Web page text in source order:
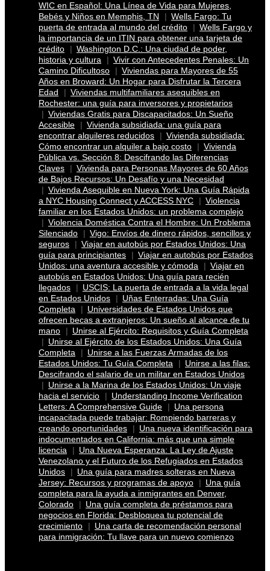
WIC en Español: Una Línea de Vida para Mujeres,
Bebés y Niños en Memphis, TN
Wells Fargo: Tu
puerta de entrada al mundo del crédito
Wells Fargo y
la importancia de un ITIN para obtener una tarjeta de
crédito
Washington D.C.: Una ciudad de poder,
historia y cultura
Vivir con Antecedentes Penales: Un
Camino Dificultoso
Viviendas para Mayores de 55
Años en Broward: Un Hogar para Disfrutar la Tercera
Edad
Viviendas multifamiliares asequibles en
Rochester: una guía para inversores y propietarios
Viviendas Gratis para Discapacitados: Un Sueño
Accesible
Vivienda subsidiada: una guía para
encontrar alquileres reducidos
Vivienda subsidiada:
Cómo encontrar un alquiler a bajo costo
Vivienda
Pública vs. Sección 8: Descifrando las Diferencias
Claves
Vivienda para Personas Mayores de 60 Años
de Bajos Recursos: Un Desafío y una Necesidad
Vivienda Asequible en Nueva York: Una Guía Rápida
a NYC Housing Connect y ACCESS NYC
Violencia
familiar en los Estados Unidos: un problema complejo
Violencia Doméstica Contra el Hombre: Un Problema
Silenciado
Vigo: Envíos de dinero rápidos, sencillos y
seguros
Viajar en autobús por Estados Unidos: Una
guía para principiantes
Viajar en autobús por Estados
Unidos: una aventura accesible y cómoda
Viajar en
autobús en Estados Unidos: Una guía para recién
llegados
USCIS: La puerta de entrada a la vida legal
en Estados Unidos
Uñas Enterradas: Una Guía
Completa
Universidades de Estados Unidos que
ofrecen becas a extranjeros: Un sueño al alcance de tu
mano
Unirse al Ejército: Requisitos y Guía Completa
Unirse al Ejército de los Estados Unidos: Una Guía
Completa
Unirse a las Fuerzas Armadas de los
Estados Unidos: Tu Guía Completa
Unirse a las filas:
Descifrando el salario de un militar en Estados Unidos
Unirse a la Marina de los Estados Unidos: Un viaje
hacia el servicio
Understanding Income Verification
Letters: A Comprehensive Guide
Una persona
incapacitada puede trabajar: Rompiendo barreras y
creando oportunidades
Una nueva identificación para
indocumentados en California: más que una simple
licencia
Una Nueva Esperanza: La Ley de Ajuste
Venezolano y el Futuro de los Refugiados en Estados
Unidos
Una guía para madres solteras en Nueva
Jersey: Recursos y programas de apoyo
Una guía
completa para la ayuda a inmigrantes en Denver,
Colorado
Una guía completa de préstamos para
negocios en Florida: Desbloquea tu potencial de
crecimiento
Una carta de recomendación personal
para inmigración: Tu llave para un nuevo comienzo